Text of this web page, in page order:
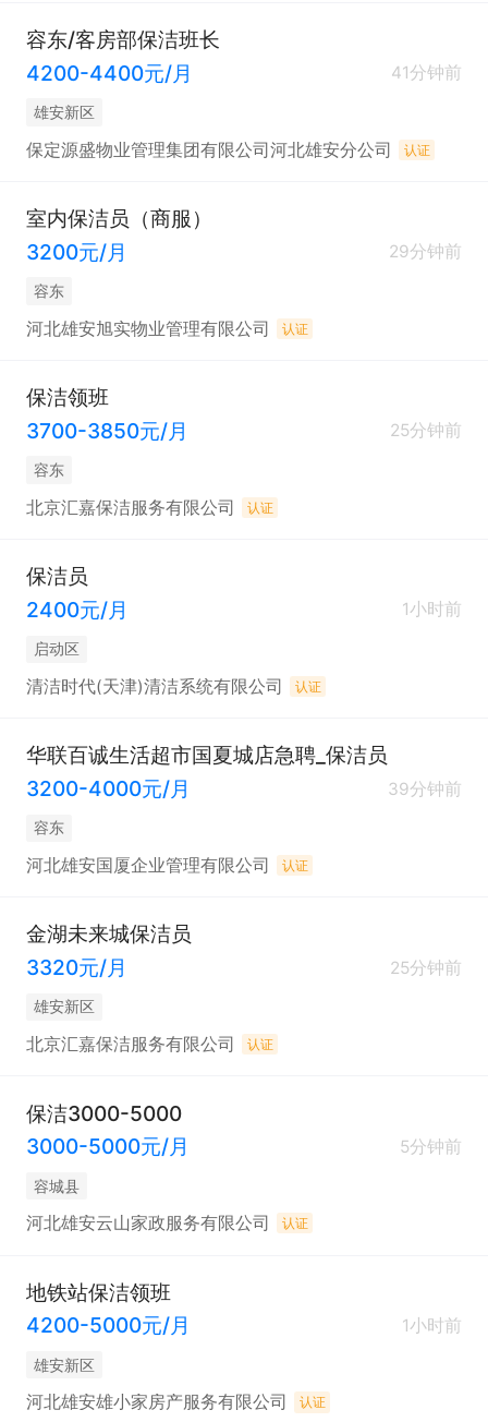
容东/客房部保洁班长
4200-4400元/月
41分钟前
雄安新区
保定源盛物业管理集团有限公司河北雄安分公司 认证
室内保洁员（商服）
3200元/月
29分钟前
容东
河北雄安旭实物业管理有限公司 认证
保洁领班
3700-3850元/月
25分钟前
容东
北京汇嘉保洁服务有限公司 认证
保洁员
2400元/月
1小时前
启动区
清洁时代(天津)清洁系统有限公司 认证
华联百诚生活超市国夏城店急聘_保洁员
3200-4000元/月
39分钟前
容东
河北雄安国厦企业管理有限公司 认证
金湖未来城保洁员
3320元/月
25分钟前
雄安新区
北京汇嘉保洁服务有限公司 认证
保洁3000-5000
3000-5000元/月
5分钟前
容城县
河北雄安云山家政服务有限公司 认证
地铁站保洁领班
4200-5000元/月
1小时前
雄安新区
河北雄安雄小家房产服务有限公司 认证